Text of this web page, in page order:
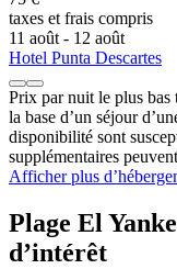
taxes et frais compris
11 août - 12 août
Hotel Punta Descartes
Prix par nuit le plus bas
la base d’un séjour
disponibilité sont
supplémentaires
Afficher plus
Plage El
d’intérêt